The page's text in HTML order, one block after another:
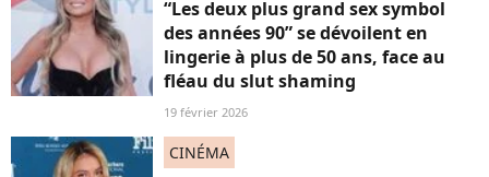
“Les deux plus grand sex symbol
des années 90” se dévoilent en
lingerie à plus de 50 ans, face au
fléau du slut shaming
19 février 2026
CINÉMA